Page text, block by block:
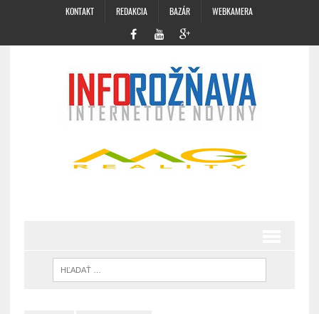
KONTAKT REDAKCIA BAZÁR WEBKAMERA